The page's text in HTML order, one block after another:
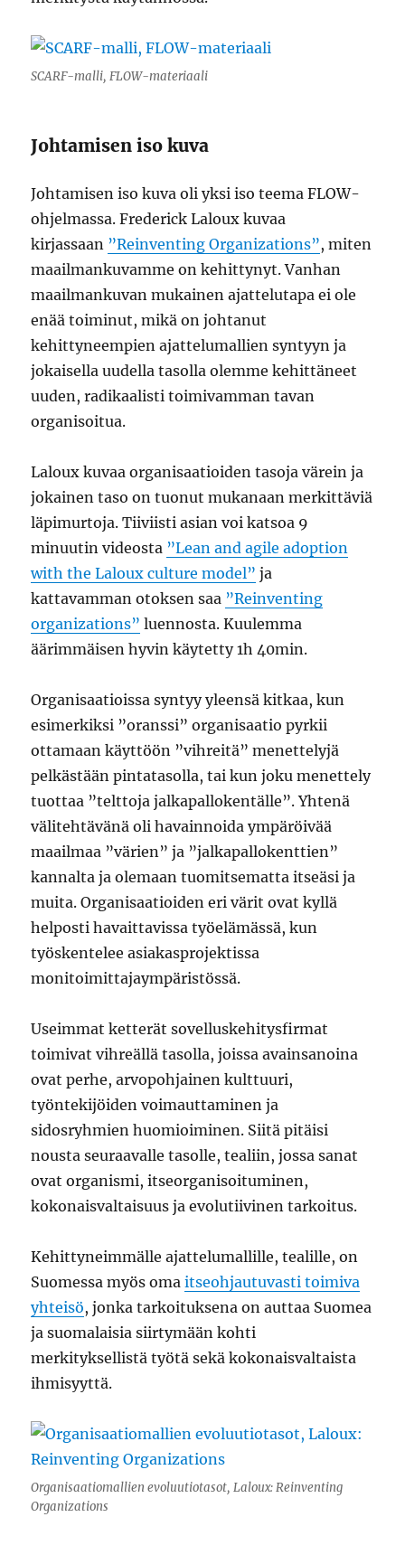
SCARF-malli, FLOW-materiaali
Johtamisen iso kuva
Johtamisen iso kuva oli yksi iso teema FLOW-
ohjelmassa. Frederick Laloux kuvaa
kirjassaan ”Reinventing Organizations”, miten
maailmankuvamme on kehittynyt. Vanhan
maailmankuvan mukainen ajattelutapa ei ole
enää toiminut, mikä on johtanut
kehittyneempien ajattelumallien syntyyn ja
jokaisella uudella tasolla olemme kehittäneet
uuden, radikaalisti toimivamman tavan
organisoitua.
Laloux kuvaa organisaatioiden tasoja värein ja
jokainen taso on tuonut mukanaan merkittäviä
läpimurtoja. Tiiviisti asian voi katsoa 9
minuutin videosta ”Lean and agile adoption
with the Laloux culture model” ja
kattavamman otoksen saa ”Reinventing
organizations” luennosta. Kuulemma
äärimmäisen hyvin käytetty 1h 40min.
Organisaatioissa syntyy yleensä kitkaa, kun
esimerkiksi ”oranssi” organisaatio pyrkii
ottamaan käyttöön ”vihreitä” menettelyjä
pelkästään pintatasolla, tai kun joku menettely
tuottaa ”telttoja jalkapallokentälle”. Yhtenä
välitehtävänä oli havainnoida ympäröivää
maailmaa ”värien” ja ”jalkapallokenttien”
kannalta ja olemaan tuomitsematta itseäsi ja
muita. Organisaatioiden eri värit ovat kyllä
helposti havaittavissa työelämässä, kun
työskentelee asiakasprojektissa
monitoimittajaympäristössä.
Useimmat ketterät sovelluskehitysfirmat
toimivat vihreällä tasolla, joissa avainsanoina
ovat perhe, arvopohjainen kulttuuri,
työntekijöiden voimauttaminen ja
sidosryhmien huomioiminen. Siitä pitäisi
nousta seuraavalle tasolle, tealiin, jossa sanat
ovat organismi, itseorganisoituminen,
kokonaisvaltaisuus ja evolutiivinen tarkoitus.
Kehittyneimmälle ajattelumallille, tealille, on
Suomessa myös omaitseohjautuvasti toimiva
yhteisö, jonka tarkoituksena on auttaa Suomea
ja suomalaisia siirtymään kohti
merkityksellistä työtä sekä kokonaisvaltaista
ihmisyyttä.
Organisaatiomallien evoluutiotasot, Laloux: Reinventing
Organizations